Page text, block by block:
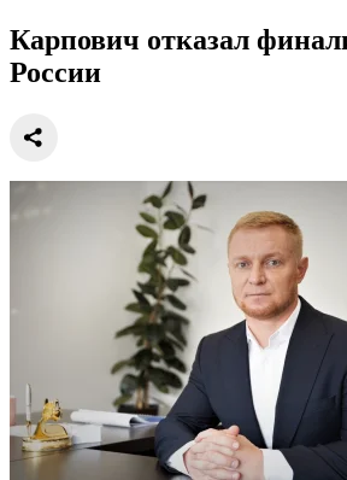
Карпович отказал
России